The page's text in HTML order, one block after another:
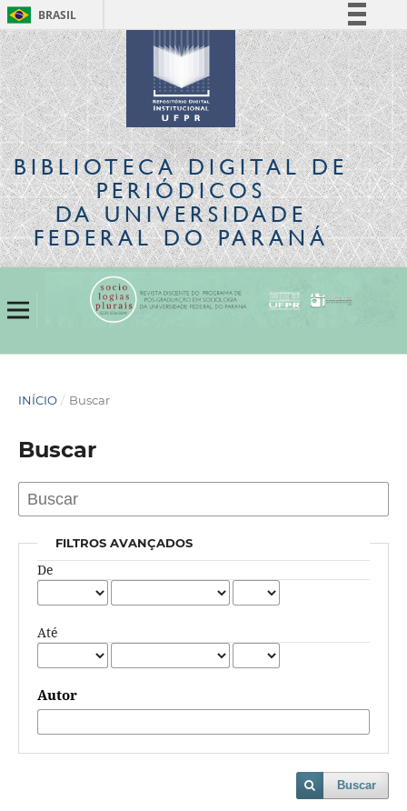
BRASIL
Simplifique!
Comunica BR
Participe
Acesso à informação
Legislação
Canais
BIBLIOTECA DIGITALDE
PERIÓDICOS
DA UNIVERSIDADE
FEDERAL DO PARANÁ
INÍCIO / Buscar
Buscar
FILTROS AVANÇADOS
De
Até
Autor
Buscar